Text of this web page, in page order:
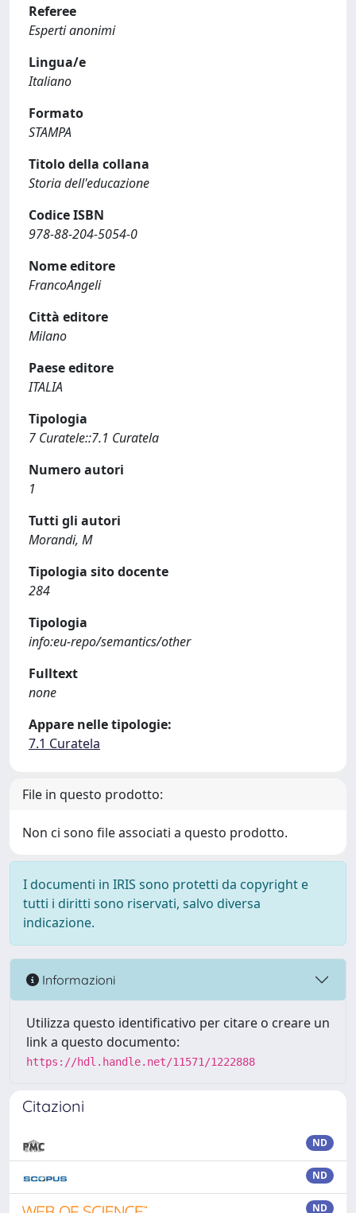
Referee
Esperti anonimi
Lingua/e
Italiano
Formato
STAMPA
Titolo della collana
Storia dell'educazione
Codice ISBN
978-88-204-5054-0
Nome editore
FrancoAngeli
Città editore
Milano
Paese editore
ITALIA
Tipologia
7 Curatele::7.1 Curatela
Numero autori
1
Tutti gli autori
Morandi, M
Tipologia sito docente
284
Tipologia
info:eu-repo/semantics/other
Fulltext
none
Appare nelle tipologie:
7.1 Curatela
File in questo prodotto:
Non ci sono file associati a questo prodotto.
I documenti in IRIS sono protetti da copyright e
tutti i diritti sono riservati, salvo diversa
indicazione.
Informazioni
Utilizza questo identificativo per citare o creare un
link a questo documento:
https://hdl.handle.net/11571/1222888
Citazioni
ND
ND
ND